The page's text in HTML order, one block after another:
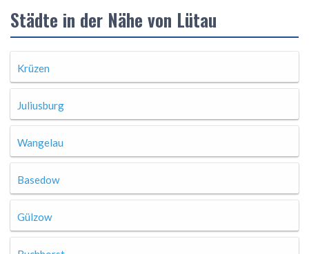
Städte in der Nähe von Lütau
Krüzen
Juliusburg
Wangelau
Basedow
Gülzow